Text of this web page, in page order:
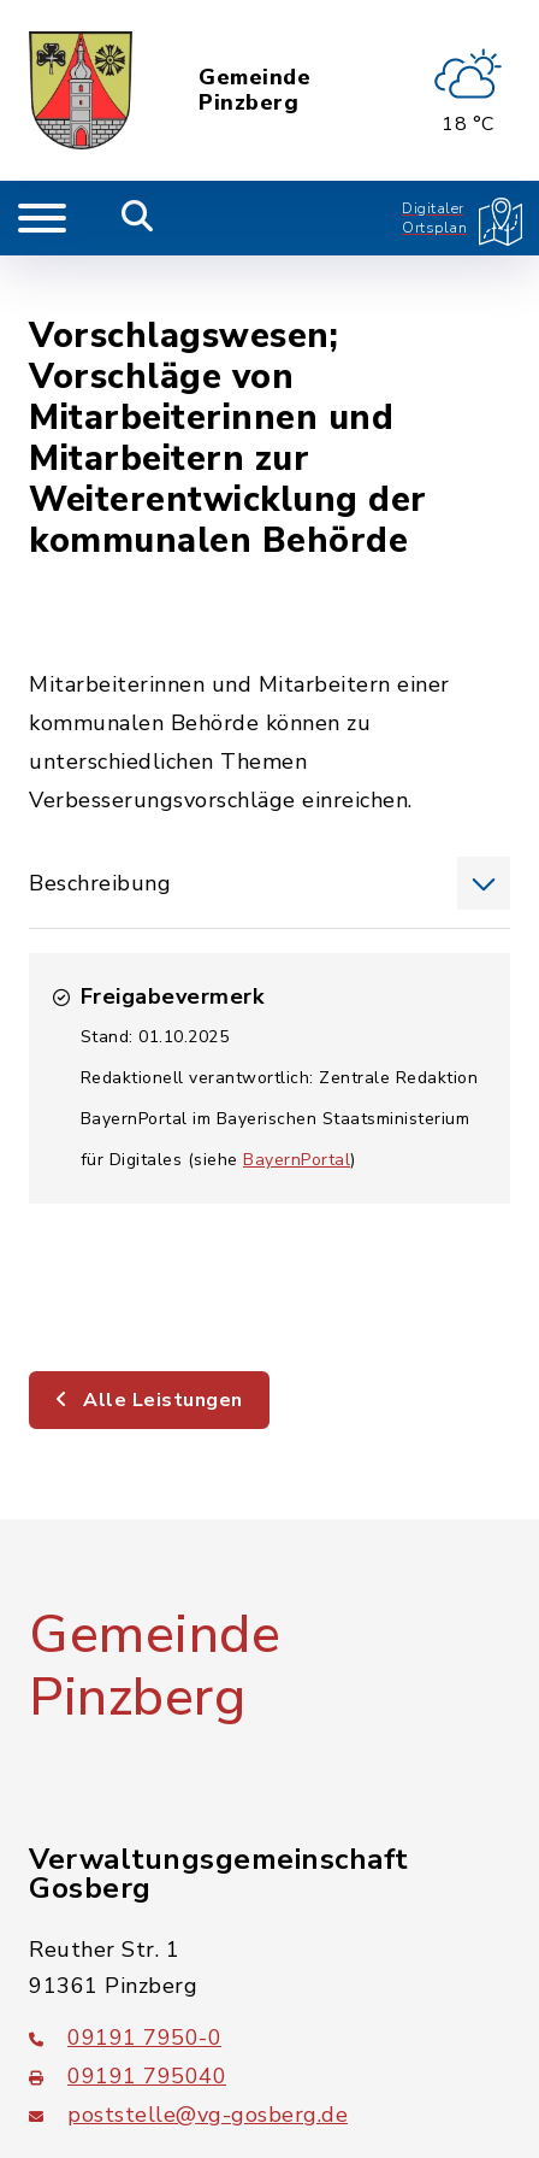
Gemeinde
Pinzberg
18 °C
Digitaler
Ortsplan
Vorschlagswesen;
Vorschläge von
Mitarbeiterinnen und
Mitarbeitern zur
Weiterentwicklung der
kommunalen Behörde
Mitarbeiterinnen und Mitarbeitern einer
kommunalen Behörde können zu
unterschiedlichen Themen
Verbesserungsvorschläge einreichen.
Beschreibung
Freigabevermerk
Stand: 01.10.2025
Redaktionell verantwortlich: Zentrale Redaktion
BayernPortal im Bayerischen Staatsministerium
für Digitales (siehe BayernPortal)
Alle Leistungen
Gemeinde
Pinzberg
Verwaltungsgemeinschaft
Gosberg
Reuther Str. 1
91361 Pinzberg
09191 7950-0
09191 795040
poststelle@vg-gosberg.de